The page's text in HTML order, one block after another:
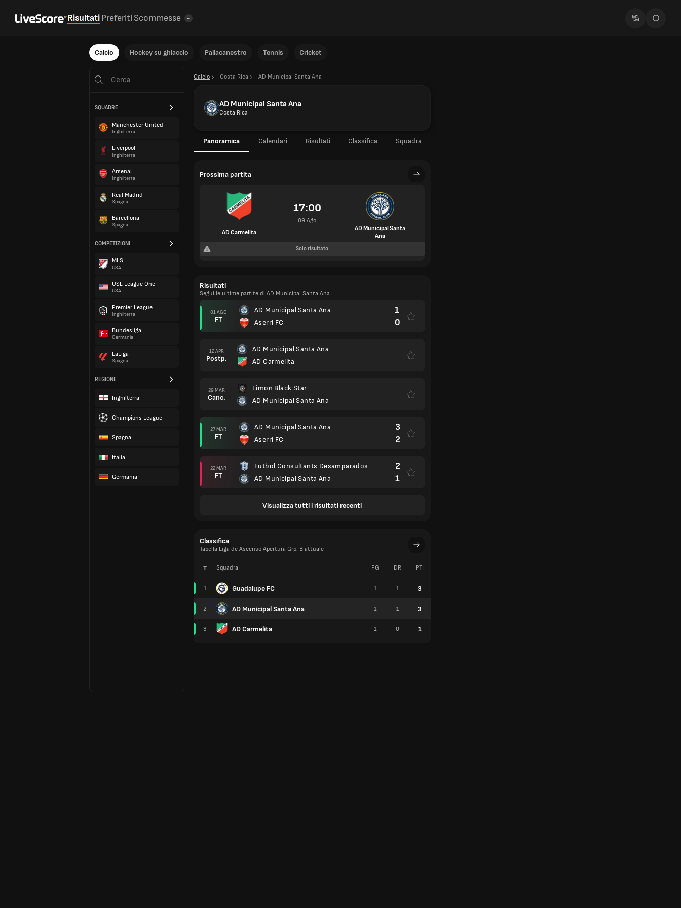
RisultatiPreferiti Scommesse
Calcio Hockey su ghiaccio Pallacanestro Tennis Cricket
SQUADRE
Manchester United
Inghilterra
Liverpool
Inghilterra
Arsenal
Inghilterra
Real Madrid
Spagna
Barcellona
Spagna
COMPETIZIONI
MLS
USA
USL League One
USA
Premier League
Inghilterra
Bundesliga
Germania
LaLiga
Spagna
REGIONE
Inghilterra
Champions League
Spagna
Italia
Germania
Calcio Costa Rica AD Municipal Santa Ana
AD Municipal Santa Ana
Costa Rica
Panoramica Calendari Risultati Classifica Squadra
Prossima partita
AD Carmelita
17:00
09 Ago
AD Municipal Santa
Ana
Solo risultato
Risultati
Segui le ultime partite di AD Municipal Santa Ana
01 AGO
FT
AD Municipal Santa Ana
Aserri FC
1
0
12 APR
Postp.
AD Municipal Santa Ana
AD Carmelita
29 MAR
Canc.
Limon Black Star
AD Municipal Santa Ana
27 MAR
FT
AD Municipal Santa Ana
Aserri FC
3
2
22 MAR
FT
Futbol Consultants Desamparados
AD Municipal Santa Ana
2
1
Visualizza tutti i risultati recenti
Classifica
Tabella Liga de Ascenso Apertura Grp. B attuale
# Squadra
1 Guadalupe FC
2 AD Municipal Santa Ana
3 AD Carmelita
PG DR PTI
1 1 3
1 1 3
1 0 1